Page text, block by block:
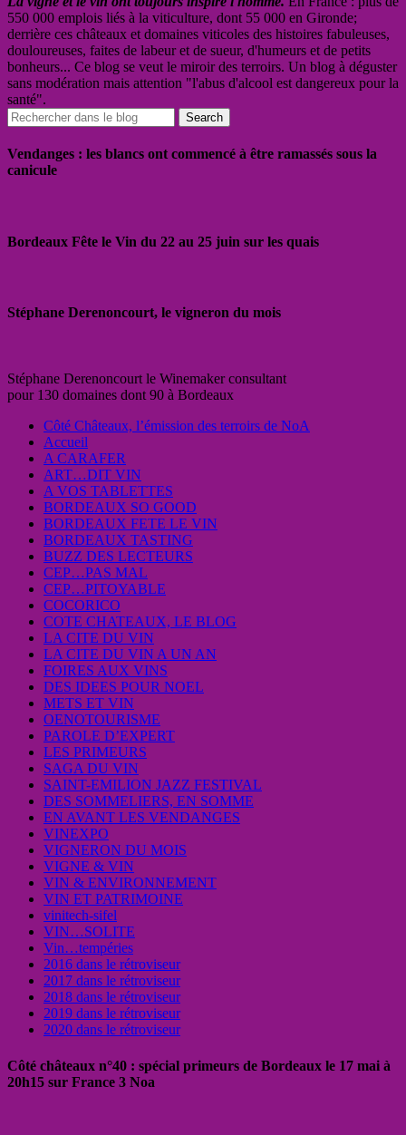
550 000 emplois liés à la viticulture, dont 55 000 en Gironde;
derrière ces châteaux et domaines viticoles des histoires fabuleuses,
douloureuses, faites de labeur et de sueur, d'humeurs et de petits
bonheurs... Ce blog se veut le miroir des terroirs. Un blog à déguster
sans modération mais attention "l'abus d'alcool est dangereux pour la
santé".
Vendanges : les blancs ont commencé à être ramassés sous la
canicule
Bordeaux Fête le Vin du 22 au 25 juin sur les quais
Stéphane Derenoncourt, le vigneron du mois
Stéphane Derenoncourt le Winemaker consultant
pour 130 domaines dont 90 à Bordeaux
Côté Châteaux, l’émission des terroirs de NoA
Accueil
A CARAFER
ART…DIT VIN
A VOS TABLETTES
BORDEAUX SO GOOD
BORDEAUX FETE LE VIN
BORDEAUX TASTING
BUZZ DES LECTEURS
CEP…PAS MAL
CEP…PITOYABLE
COCORICO
COTE CHATEAUX, LE BLOG
LA CITE DU VIN
LA CITE DU VIN A UN AN
FOIRES AUX VINS
DES IDEES POUR NOEL
METS ET VIN
OENOTOURISME
PAROLE D’EXPERT
LES PRIMEURS
SAGA DU VIN
SAINT-EMILION JAZZ FESTIVAL
DES SOMMELIERS, EN SOMME
EN AVANT LES VENDANGES
VINEXPO
VIGNERON DU MOIS
VIGNE & VIN
VIN & ENVIRONNEMENT
VIN ET PATRIMOINE
vinitech-sifel
VIN…SOLITE
Vin…tempéries
2016 dans le rétroviseur
2017 dans le rétroviseur
2018 dans le rétroviseur
2019 dans le rétroviseur
2020 dans le rétroviseur
Côté châteaux n°40 : spécial primeurs de Bordeaux le 17 mai à
20h15 sur France 3 Noa